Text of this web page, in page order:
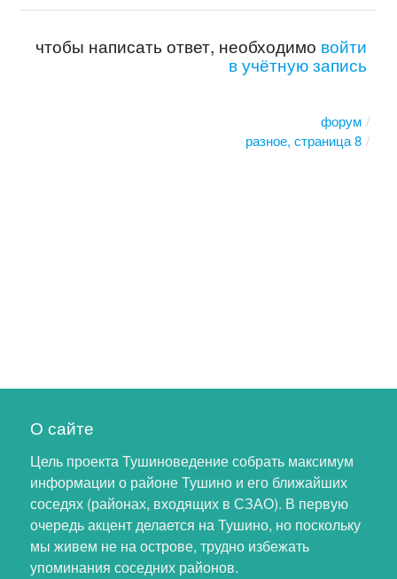
чтобы написать ответ, необходимо войти
в учётную запись
форум
разное, страница 8
О сайте
Цель проекта Тушиноведение собрать максимум
информации о районе Тушино и его ближайших
соседях (районах, входящих в СЗАО). В первую
очередь акцент делается на Тушино, но поскольку
мы живем не на острове, трудно избежать
упоминания соседних районов.